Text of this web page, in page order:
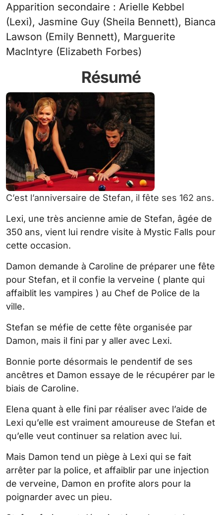
Apparition secondaire : Arielle Kebbel
(Lexi), Jasmine Guy (Sheila Bennett), Bianca
Lawson (Emily Bennett), Marguerite
MacIntyre (Elizabeth Forbes)
Résumé
C’est l’anniversaire de Stefan, il fête ses 162 ans.
Lexi, une très ancienne amie de Stefan, âgée de
350 ans, vient lui rendre visite à Mystic Falls pour
cette occasion.
Damon demande à Caroline de préparer une fête
pour Stefan, et il confie la verveine ( plante qui
affaiblit les vampires ) au Chef de Police de la
ville.
Stefan se méfie de cette fête organisée par
Damon, mais il fini par y aller avec Lexi.
Bonnie porte désormais le pendentif de ses
ancêtres et Damon essaye de le récupérer par le
biais de Caroline.
Elena quant à elle fini par réaliser avec l’aide de
Lexi qu’elle est vraiment amoureuse de Stefan et
qu’elle veut continuer sa relation avec lui.
Mais Damon tend un piège à Lexi qui se fait
arrêter par la police, et affaiblir par une injection
de verveine, Damon en profite alors pour la
poignarder avec un pieu.